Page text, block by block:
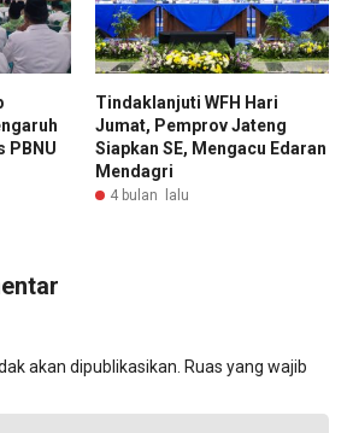
PBNU
Tindaklanjuti WFH Hari
Jumat, Pemprov Jateng
Siapkan SE, Mengacu Edaran
Mendagri
4 bulan lalu
akan dipublikasikan. Ruas yang wajib